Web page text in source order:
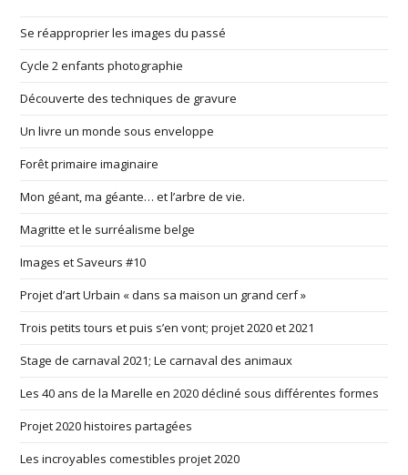
Se réapproprier les images du passé
Cycle 2 enfants photographie
Découverte des techniques de gravure
Un livre un monde sous enveloppe
Forêt primaire imaginaire
Mon géant, ma géante… et l’arbre de vie.
Magritte et le surréalisme belge
Images et Saveurs #10
Projet d’art Urbain « dans sa maison un grand cerf »
Trois petits tours et puis s’en vont; projet 2020 et 2021
Stage de carnaval 2021; Le carnaval des animaux
Les 40 ans de la Marelle en 2020 décliné sous différentes formes
Projet 2020 histoires partagées
Les incroyables comestibles projet 2020